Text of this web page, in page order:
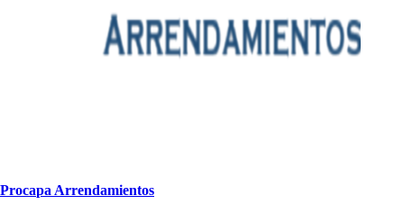
Procapa Arrendamientos